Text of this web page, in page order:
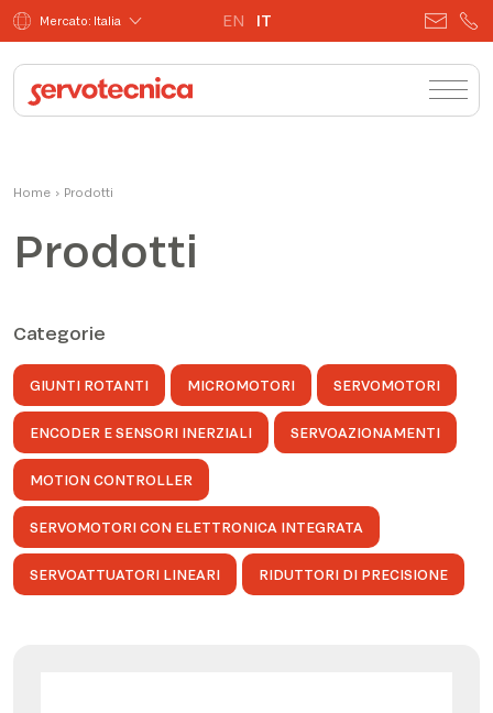
Mercato: Italia EN IT
Home › Prodotti
Prodotti
Categorie
GIUNTI ROTANTI MICROMOTORI SERVOMOTORI
ENCODER E SENSORI INERZIALI SERVOAZIONAMENTI
MOTION CONTROLLER
SERVOMOTORI CON ELETTRONICA INTEGRATA
SERVOATTUATORI LINEARI RIDUTTORI DI PRECISIONE